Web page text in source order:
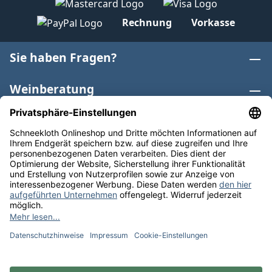
Rechnung Vorkasse
Sie haben Fragen?
Weinberatung
Informationen
Weinkategorien
Internationaler Wein
* Alle Preise inkl. gesetzl. Mehrwertsteuer zzgl.
anders angegeben. Bioprodukte im Bio-Kontrollverfahren